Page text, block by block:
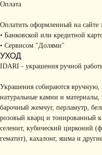
Оплата
Оплатить оформленный на
• Банковской или кредитной
• Сервисом "Долями"
УХОД
IDARI - украшения ручной
Украшения собираются вручную,
натуральные камни и
барочный жемчуг, перламутр,
розовый кварц и тонированный
селенит, кубический цирконий
гематит), кахалонг, яшма и
+ 7 (916) 958-00-78
КОНТАКТЫ